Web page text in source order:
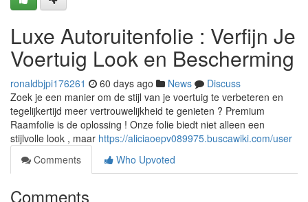
Luxe Autoruitenfolie : Verfijn Je
Voertuig Look en Bescherming
ronaldbjpi176261 60 days ago News
Discuss
Zoek je een manier om de stijl van je voertuig te verbeteren en
tegelijkertijd meer vertrouwelijkheid te genieten ? Premium
Raamfolie is de oplossing ! Onze folie biedt niet alleen een
stijlvolle look , maar https://aliciaoepv089975.buscawiki.com/user
Comments
Who Upvoted
Comments